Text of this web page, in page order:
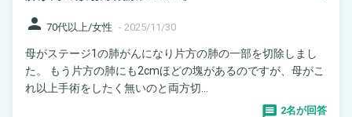
person 70代以上/女性 - 2025/11/30
母がステージ1の肺がんになり片方の肺の一部を切除しまし
た。 もう片方の肺にも2cmほどの塊があるのですが、母がこ
れ以上手術をしたく無いのと両方切...
2名が回答